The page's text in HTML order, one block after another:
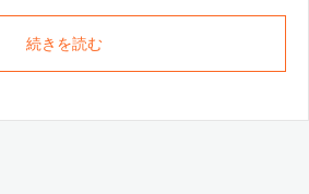
続きを読む